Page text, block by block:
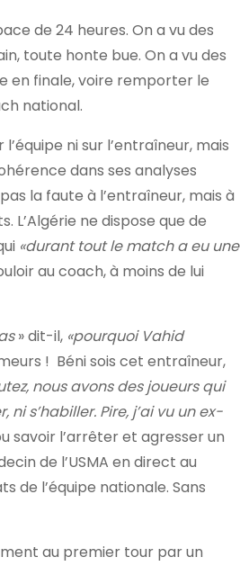
de 24 heures. On a vu des
toute honte bue. On a vu des
en finale, voire remporter le
national.
ni sur l’entraîneur, mais
dans ses analyses
la faute à l’entraîneur, mais à
ne dispose que de
«durant tout le match a eu une
au coach, à moins de lui
» dit-il, «pourquoi Vahid
! Béni sois cet entraîneur,
nous avons des joueurs qui
s’habiller. Pire, j’ai vu un ex-
savoir l’arrêter et agresser un
de l’USMA en direct au
de l’équipe nationale. Sans
au premier tour par un